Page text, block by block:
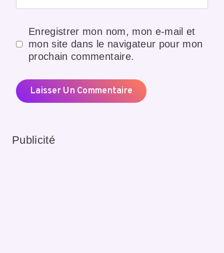
Enregistrer mon nom, mon e-mail et
mon site dans le navigateur pour mon
prochain commentaire.
Publicité